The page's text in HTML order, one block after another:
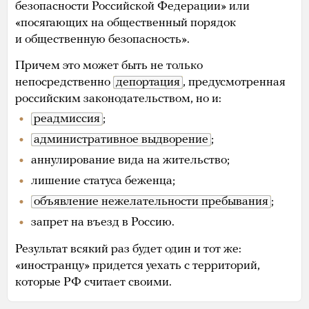
безопасности Российской Федерации» или
«посягающих на общественный порядок
и общественную безопасность».
Причем это может быть не только
непосредственно депортация , предусмотренная
российским законодательством, но и:
реадмиссия ;
административное выдворение ;
аннулирование вида на жительство;
лишение статуса беженца;
объявление нежелательности пребывания ;
запрет на въезд в Россию.
Результат всякий раз будет один и тот же:
«иностранцу» придется уехать с территорий,
которые РФ считает своими.